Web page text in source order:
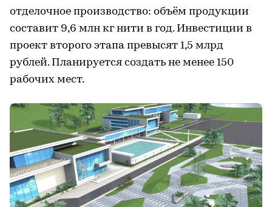
отделочное производство: объём продукции
составит 9,6 млн кг нити в год. Инвестиции в
проект второго этапа превысят 1,5 млрд
рублей. Планируется создать не менее 150
рабочих мест.